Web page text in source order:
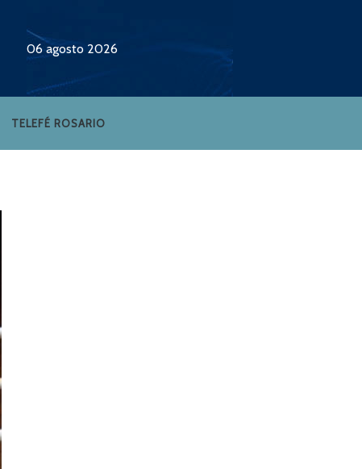
06 agosto 2026
TELEFÉ ROSARIO